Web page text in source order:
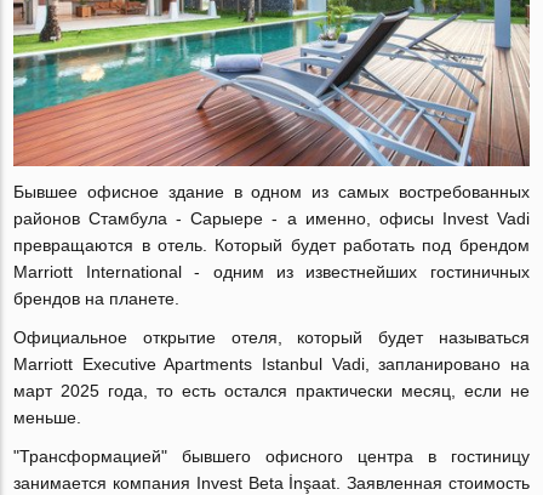
Бывшее офисное здание в одном из самых востребованных
районов Стамбула - Сарыере - а именно, офисы Invest Vadi
превращаются в отель. Который будет работать под брендом
Marriott International - одним из известнейших гостиничных
брендов на планете.
Официальное открытие отеля, который будет называться
Marriott Executive Apartments Istanbul Vadi, запланировано на
март 2025 года, то есть остался практически месяц, если не
меньше.
"Трансформацией" бывшего офисного центра в гостиницу
занимается компания Invest Beta İnşaat. Заявленная стоимость